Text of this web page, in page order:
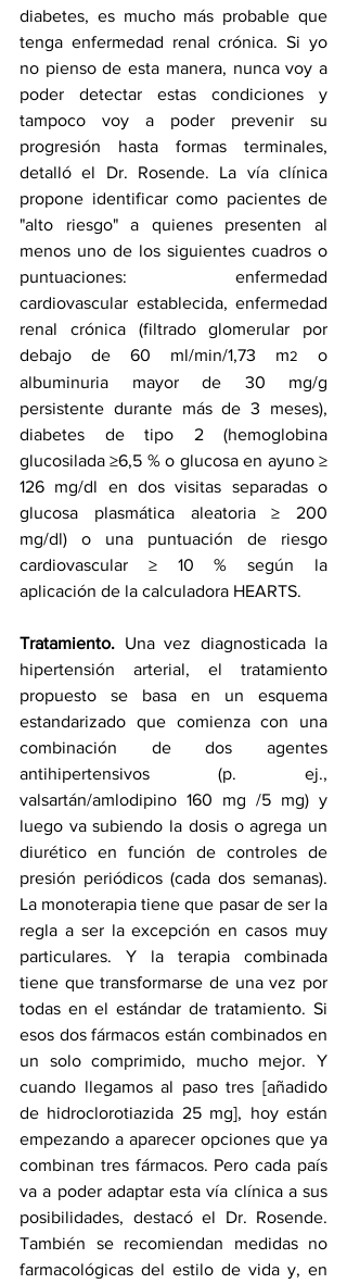
diabetes, es mucho más probable que
tenga enfermedad renal crónica. Si yo
no pienso de esta manera, nunca voy a
poder detectar estas condiciones y
tampoco voy a poder prevenir su
progresión hasta formas terminales,
detalló el Dr. Rosende. La vía clínica
propone identificar como pacientes de
"alto riesgo" a quienes presenten al
menos uno de los siguientes cuadros o
puntuaciones: enfermedad
cardiovascular establecida, enfermedad
renal crónica (filtrado glomerular por
debajo de 60 ml/min/1,73 m2
o
albuminuria mayor de 30 mg/g
persistente durante más de 3 meses),
diabetes de tipo 2 (hemoglobina
glucosilada ≥6,5 % o glucosa en ayuno ≥
126 mg/dl en dos visitas separadas o
glucosa plasmática aleatoria ≥ 200
mg/dl) o una puntuación de riesgo
cardiovascular ≥ 10 % según la
aplicación de la calculadora HEARTS.
Tratamiento. Una vez diagnosticada la
hipertensión arterial, el tratamiento
propuesto se basa en un esquema
estandarizado que comienza con una
combinación de dos agentes
antihipertensivos (p. ej.,
valsartán/amlodipino 160 mg /5 mg) y
luego va subiendo la dosis o agrega un
diurético en función de controles de
presión periódicos (cada dos semanas).
La monoterapia tiene que pasar de ser la
regla a ser la excepción en casos muy
particulares. Y la terapia combinada
tiene que transformarse de una vez por
todas en el estándar de tratamiento. Si
esos dos fármacos están combinados en
un solo comprimido, mucho mejor. Y
cuando llegamos al paso tres [añadido
de hidroclorotiazida 25 mg], hoy están
empezando a aparecer opciones que ya
combinan tres fármacos. Pero cada país
va a poder adaptar esta vía clínica a sus
posibilidades, destacó el Dr. Rosende.
También se recomiendan medidas no
farmacológicas del estilo de vida y, en